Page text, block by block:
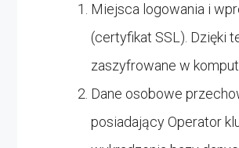
Miejsca logowania i
(certyfikat SSL). Dzięki
zaszyfrowane w
Dane osobowe
posiadający Operator